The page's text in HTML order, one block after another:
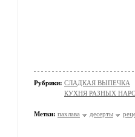
Рубрики: СЛАДКАЯ ВЫПЕЧКА
КУХНЯ РАЗНЫХ
Метки: пахлава десерты